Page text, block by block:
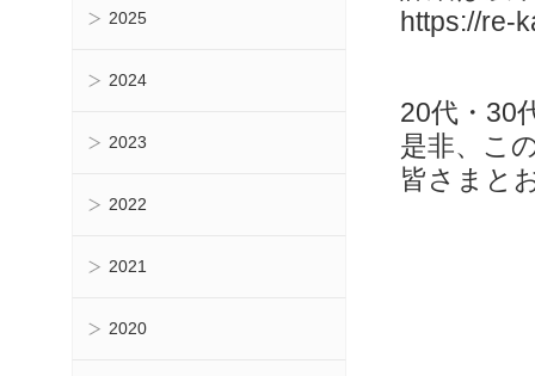
2025
2024
2023
2022
2021
2020
https://re-
20代・30
是非、こ
皆さまと